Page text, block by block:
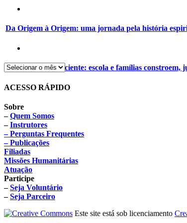
Da Origem à Origem: uma jornada pela história
Alimentação consciente: escola e famílias constroem,
ACESSO RÁPIDO
Sobre
–Quem Somos
–Instrutores
– Perguntas Frequentes
– Publicações
Filiadas
Missões Humanitárias
Atuação
Participe
–Seja Voluntário
–Seja Parceiro
Este site está sob licenciamento